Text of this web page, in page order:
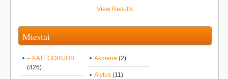
View Results
Miestai
– KATEGORIJOS
(426)
Akmenė (2)
Alytus (11)